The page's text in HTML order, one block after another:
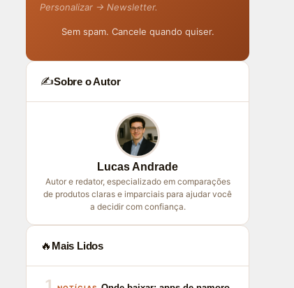
Personalizar → Newsletter.
Sem spam. Cancele quando quiser.
✍️Sobre o Autor
Lucas Andrade
Autor e redator, especializado em comparações
de produtos claras e imparciais para ajudar você
a decidir com confiança.
🔥 Mais Lidos